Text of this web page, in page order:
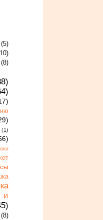
(5)
(8)
(1)
и
(8)